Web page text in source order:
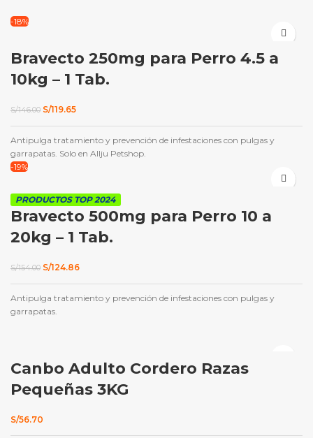
-18%
Bravecto 250mg para Perro 4.5 a
10kg – 1 Tab.
S/146.00 El
original
era:
S/146.00.
S/119.65El
actual
es:
S/119.65.
Antipulga tratamiento y prevención de infestaciones con pulgas y
garrapatas. Solo en Allju Petshop.
-19%
PRODUCTOS TOP 2024
Bravecto 500mg para Perro 10 a
20kg – 1 Tab.
S/154.00 El
original
era:
S/154.00.
S/124.86El
actual
es:
Antipulga tratamiento y prevención de infestaciones con pulgas y
garrapatas.
Canbo Adulto Cordero Razas
Pequeñas 3KG
S/56.70